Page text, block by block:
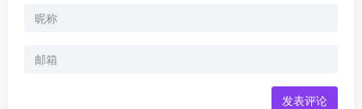
发表评论